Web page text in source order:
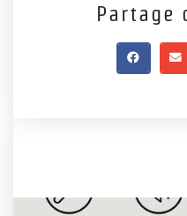
Partage